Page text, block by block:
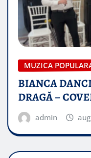
MUZICA
BIANCA
DRAGĂ –
admin